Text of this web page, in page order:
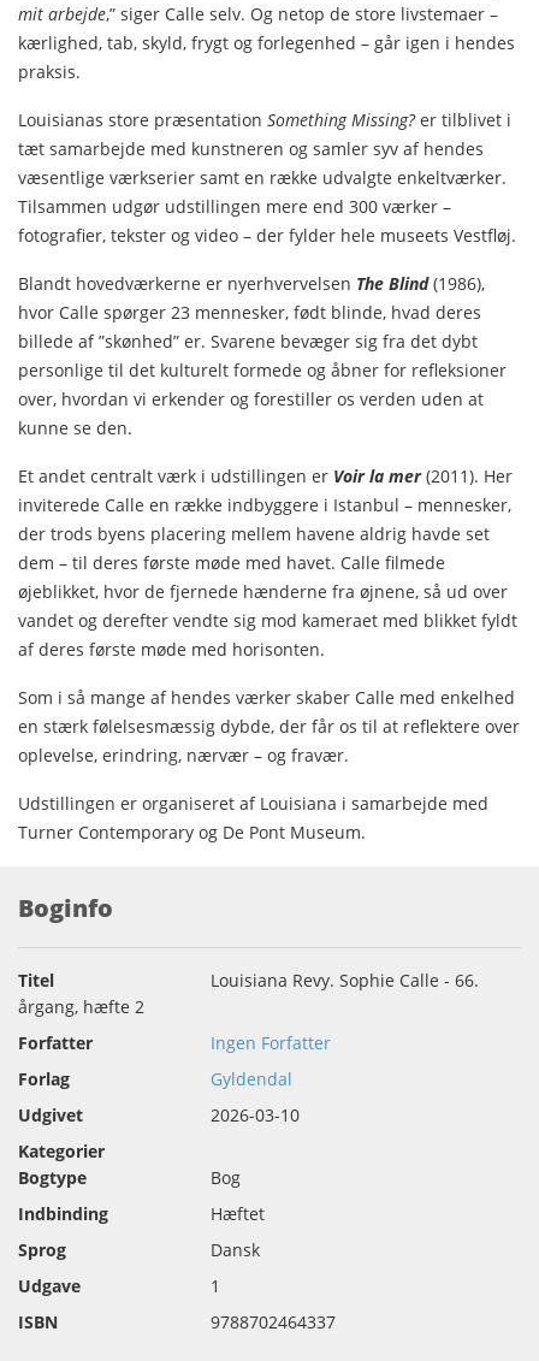
mit arbejde,” siger Calle selv. Og netop de store livstemaer –
kærlighed, tab, skyld, frygt og forlegenhed – går igen i hendes
praksis.
Louisianas store præsentation Something Missing?er tilblivet i
tæt samarbejde med kunstneren og samler syv af hendes
væsentlige værkserier samt en række udvalgte enkeltværker.
Tilsammen udgør udstillingen mere end 300 værker –
fotografier, tekster og video – der fylder hele museets Vestfløj.
Blandt hovedværkerne er nyerhvervelsen The Blind(1986),
hvor Calle spørger 23 mennesker, født blinde, hvad deres
billede af ”skønhed” er. Svarene bevæger sig fra det dybt
personlige til det kulturelt formede og åbner for refleksioner
over, hvordan vi erkender og forestiller os verden uden at
kunne se den.
Et andet centralt værk i udstillingen er Voir la mer(2011). Her
inviterede Calle en række indbyggere i Istanbul – mennesker,
der trods byens placering mellem havene aldrig havde set
dem – til deres første møde med havet. Calle filmede
øjeblikket, hvor de fjernede hænderne fra øjnene, så ud over
vandet og derefter vendte sig mod kameraet med blikket fyldt
af deres første møde med horisonten.
Som i så mange af hendes værker skaber Calle med enkelhed
en stærk følelsesmæssig dybde, der får os til at reflektere over
oplevelse, erindring, nærvær – og fravær.
Udstillingen er organiseret af Louisiana i samarbejde med
Turner Contemporary og De Pont Museum.
Boginfo
Titel
Louisiana Revy. Sophie Calle - 66.
årgang, hæfte 2
Forfatter
Ingen Forfatter
Forlag
Gyldendal
Udgivet
2026-03-10
Kategorier
Bogtype
Bog
Indbinding
Hæftet
Sprog
Dansk
Udgave
1
ISBN
9788702464337